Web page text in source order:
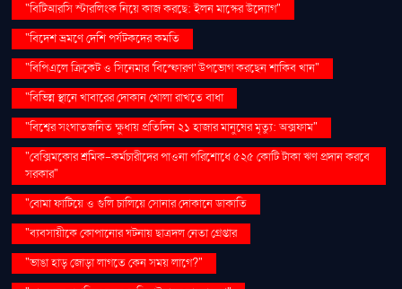
"বিটিআরসি স্টারলিংক নিয়ে কাজ করছে: ইলন মাস্কের উদ্যোগ"
"বিদেশ ভ্রমণে দেশি পর্যটকদের কমতি
"বিপিএলে ক্রিকেট ও সিনেমার 'বিস্ফোরণ' উপভোগ করছেন শাকিব খান"
"বিভিন্ন স্থানে খাবারের দোকান খোলা রাখতে বাধা
"বিশ্বের সংঘাতজনিত ক্ষুধায় প্রতিদিন ২১ হাজার মানুষের মৃত্যু: অক্সফাম"
"বেক্সিমকোর শ্রমিক-কর্মচারীদের পাওনা পরিশোধে ৫২৫ কোটি টাকা ঋণ প্রদান করবে
সরকার"
"বোমা ফাটিয়ে ও গুলি চালিয়ে সোনার দোকানে ডাকাতি
"ব্যবসায়ীকে কোপানোর ঘটনায় ছাত্রদল নেতা গ্রেপ্তার
"ভাঙা হাড় জোড়া লাগতে কেন সময় লাগে?"